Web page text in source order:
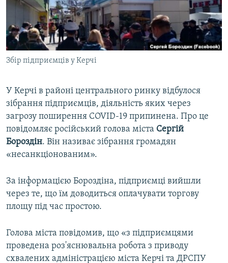
ВІДЕОУРОКИ «ELIFBE»
СВІДЧЕННЯ ОКУПАЦІЇ
УКРАЇНСЬКА ПРОБЛЕМА КРИМУ
ІНФОГРАФІКА
Русский
Qırımtatar
ДОЛУЧАЙСЯ!
Усі сайти RFE/RL
Збір підприємців у Керчі
У Керчі в районі центрального ринку відбулося
зібрання підприємців, діяльність яких через
загрозу поширення COVID-19 припинена. Про це
повідомляє російський голова міста Сергій
Бороздін. Він називає зібрання громадян
«несанкціонованим».
За інформацією Бороздіна, підприємці вийшли
через те, що їм доводиться оплачувати торгову
площу під час простою.
Голова міста повідомив, що «з підприємцями
проведена роз'яснювальна робота з приводу
схвалених адміністрацією міста Керчі та ДРСПУ